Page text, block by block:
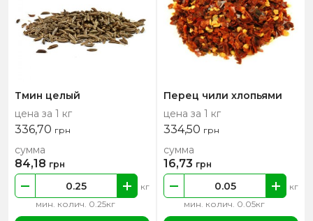
Тмин целый
цена за 1 кг
336,70 грн
мин. колич. 0.25кг
кг
сумма
84,18 грн
Перец чили хлопьями
цена за 1 кг
334,50 грн
мин. колич. 0.05кг
кг
сумма
16,73 грн